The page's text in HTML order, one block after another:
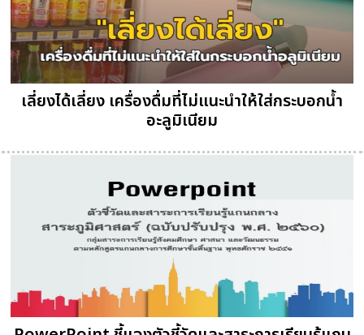
เลี่ยงได้เลี่ยง เครื่องดื่มที่ไม่แนะนำให้ใส่กระบอกน้ำ
อะลูมิเนียม